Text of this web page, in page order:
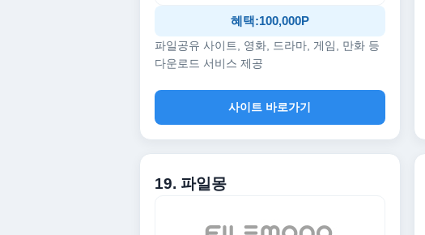
혜택:100,000P
파일공유 사이트, 영화, 드라마, 게임, 만화 등
다운로드 서비스 제공
사이트 바로가기
19. 파일몽